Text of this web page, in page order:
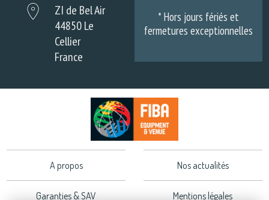
ZI de Bel Air
44850 Le
Cellier
France
* Hors jours fériés et
fermetures exceptionnelles
A propos Nos actualités
Garanties & SAV Mentions légales